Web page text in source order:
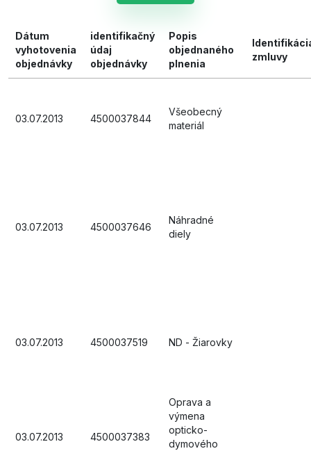
Dátum
vyhotovenia
objednávky
identifikačný
údaj
objednávky
Popis
objednaného
plnenia
zmluvy
03.07.2013 4500037844
Všeobecný
materiál
03.07.2013 4500037646
Náhradné
diely
03.07.2013 4500037519 ND - Žiarovky
03.07.2013 4500037383
Oprava a
výmena
opticko-
dymového